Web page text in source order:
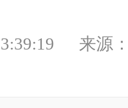
3:39:19 来